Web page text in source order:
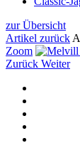
zur Übersicht
Artikel zurück
Zoom
Zurück Weiter